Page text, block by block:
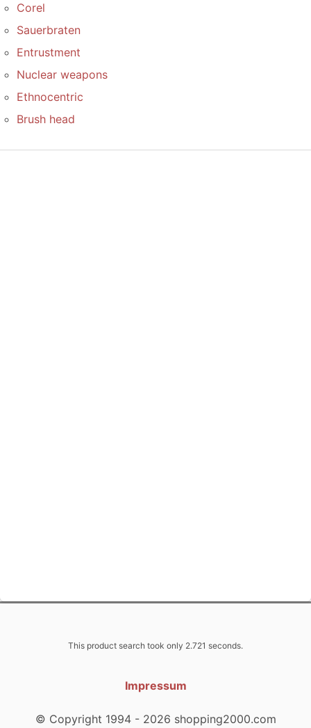
Corel
Sauerbraten
Entrustment
Nuclear weapons
Ethnocentric
Brush head
This product search took only 2.721 seconds.
Impressum
© Copyright 1994 - 2026 shopping2000.com